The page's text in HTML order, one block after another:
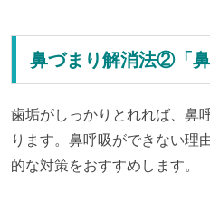
鼻づまり解消法②「鼻
歯垢がしっかりとれれば、鼻
ります。鼻呼吸ができない理
的な対策をおすすめします。